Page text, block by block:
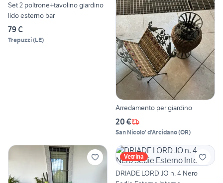
Set 2 poltrone+tavolino giardino
lido esterno bar
79 €
Trepuzzi(LE)
Arredamento per giardino
20 €
San Nicolo' d'Arcidano(OR)
Vetrina
DRIADE LORD JO n. 4 Nero